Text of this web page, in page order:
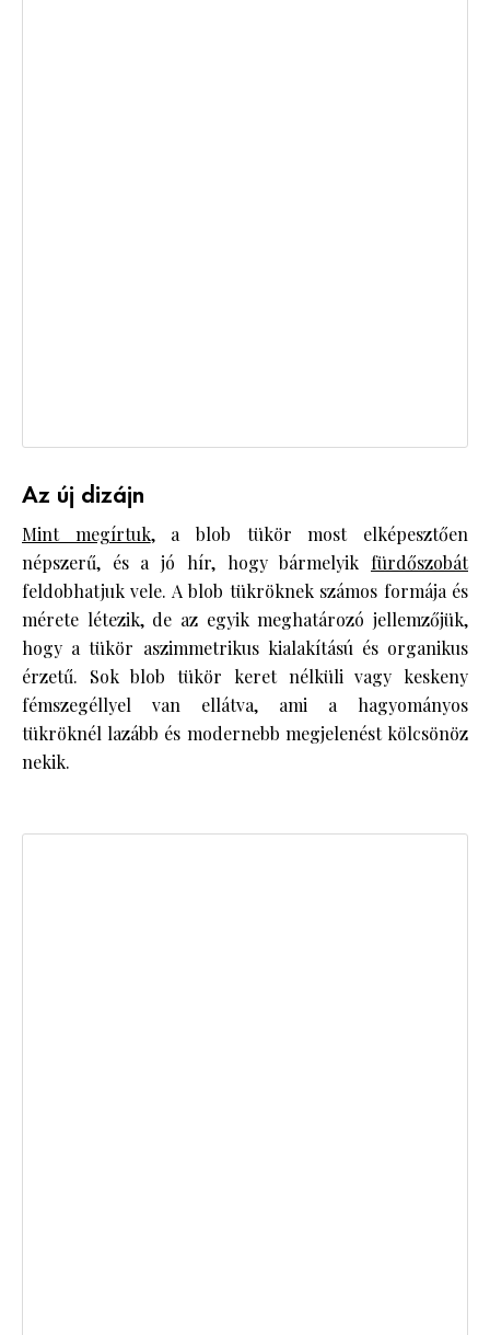
Az új dizájn
Mint megírtuk, a blob tükör most elképesztően
népszerű, és a jó hír, hogy bármelyik fürdőszobát
feldobhatjuk vele. A blob tükröknek számos formája és
mérete létezik, de az egyik meghatározó jellemzőjük,
hogy a tükör aszimmetrikus kialakítású és organikus
érzetű. Sok blob tükör keret nélküli vagy keskeny
fémszegéllyel van ellátva, ami a hagyományos
tükröknél lazább és modernebb megjelenést kölcsönöz
nekik.